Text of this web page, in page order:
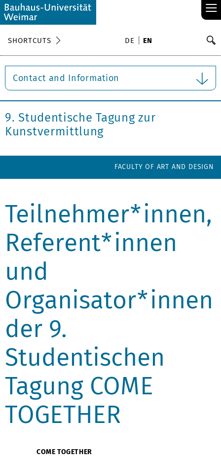
≡
SHORTCUTS DE EN
Contact and Information
9. Studentische Tagung zur
Kunstvermittlung
FACULTY OF ART AND DESIGN
Teilnehmer*innen,
Referent*innen
und
Organisator*innen
der 9.
Studentischen
Tagung COME
TOGETHER
COME TOGETHER